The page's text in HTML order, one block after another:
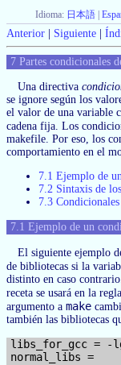
Idioma: 日本語
Anterior Siguiente
7 Partes condicionales
Una directiva
se ignore según los
el valor de una variable
cadena fija. Los
makefile. Por eso, los
comportamiento en el
7.1 Ejemplo de
7.2 Sintaxis de
7.3
7.1 Ejemplo de un
El siguiente ejemplo
de bibliotecas si la
distinto en caso
receta se usará en la
argumento a make
también las bibliotecas
libs_for_gcc = -
normal_libs =